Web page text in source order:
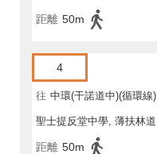
距離 50m
4
往 中環(干諾道中)(循環線)
聖士提反堂中學, 薄扶林道
距離 50m